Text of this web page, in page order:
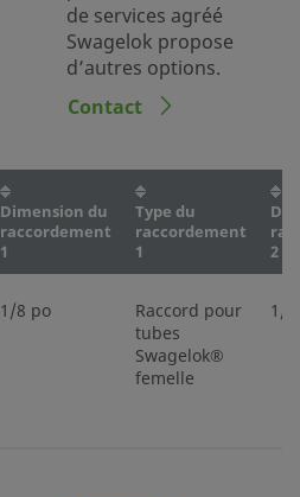
de services agréé
Swagelok propose
d’autres options.
Contact
Dimension du
raccordement
1
Type du
raccordement
1
2
1/8 po
Raccord pour
tubes
Swagelok®
femelle
1/